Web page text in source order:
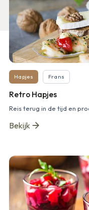
Hapjes Frans
Retro Hapjes
Reis terug in de tijd en
Bekijk